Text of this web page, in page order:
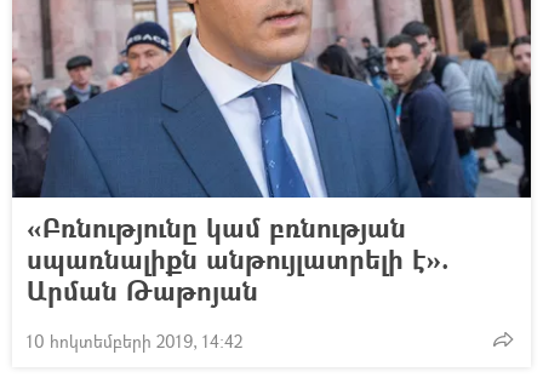
«Բռնությունը կամ բռնության
սպառնալիքն անթույլատրելի է».
Արման Թաթոյան
10 հոկտեմբերի 2019, 14:42